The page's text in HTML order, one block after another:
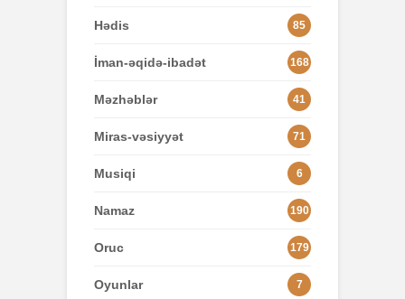
Hədis 85
İman-əqidə-ibadət 168
Məzhəblər 41
Miras-vəsiyyət 71
Musiqi 6
Namaz 190
Oruc 179
Oyunlar 7